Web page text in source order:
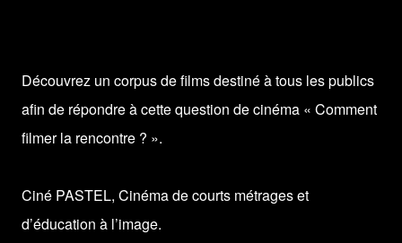
Découvrez un corpus de films destiné à tous les publics
afin de répondre à cette question de cinéma « Comment
filmer la rencontre ? ».
Ciné PASTEL, Cinéma de courts métrages et
d’éducation à l’image.